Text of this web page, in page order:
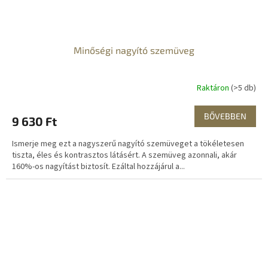
Minőségi nagyító szemüveg
Raktáron (>5 db)
9 630 Ft BŐVEBBEN
Ismerje meg ezt a nagyszerű nagyító szemüveget a tökéletesen
tiszta, éles és kontrasztos látásért. A szemüveg azonnali, akár
160%-os nagyítást biztosít. Ezáltal hozzájárul a...